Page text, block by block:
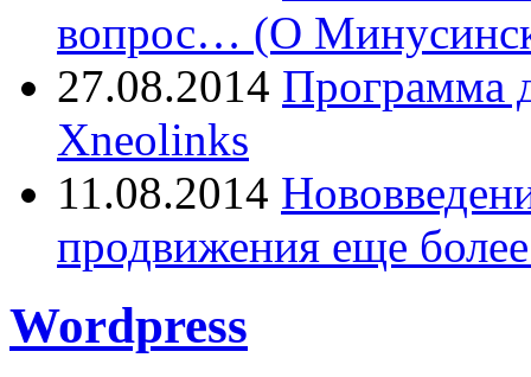
вопрос… (О
27.08.2014 Программа
Xneolinks
11.08.2014
продвижения еще
Wordpress